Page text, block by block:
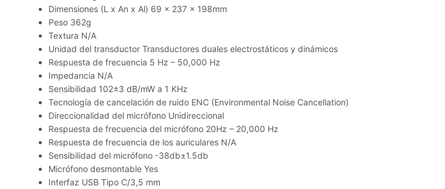
Dimensiones (L x An x Al) 69 x 237 x 198mm
Peso 362g
Textura N/A
Unidad del transductor Transductores duales electrostáticos y dinámicos
Respuesta de frecuencia 5 Hz – 50,000 Hz
Impedancia N/A
Sensibilidad 102±3 dB/mW a 1 KHz
Tecnología de cancelación de ruido ENC (Environmental Noise Cancellation)
Direccionalidad del micrófono Unidireccional
Respuesta de frecuencia del micrófono 20Hz – 20,000 Hz
Respuesta de frecuencia de los auriculares N/A
Sensibilidad del micrófono -38db±1.5db
Micrófono desmontable Yes
Interfaz USB Tipo C/3,5 mm